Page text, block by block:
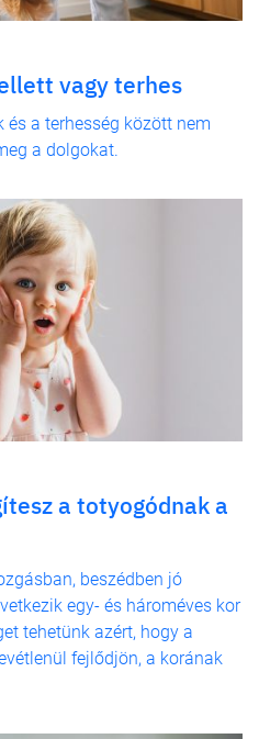
vagy terhes
a terhesség között nem
a dolgokat.
a totyogódnak a
beszédben jó
egy- és hároméves kor
tehetünk azért, hogy a
fejlődjön, a korának